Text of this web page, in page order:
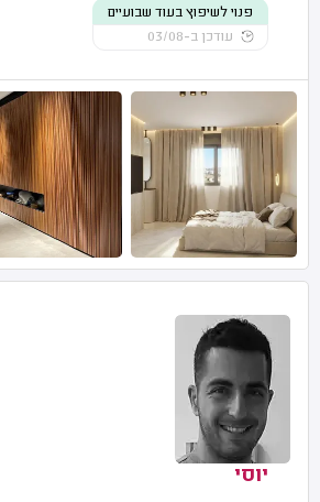
פנוי לשיפוץ בעוד שבועיים
עודכן ב-03/08
יוסי